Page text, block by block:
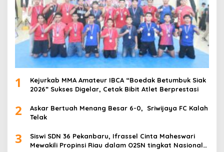
1
Kejurkab MMA Amateur IBCA “Boedak Betumbuk Siak
2026” Sukses Digelar, Cetak Bibit Atlet Berprestasi
2
Askar Bertuah Menang Besar 6-0, Sriwijaya FC Kalah
Telak
3
Siswi SDN 36 Pekanbaru, Ifrassel Cinta Maheswari
Mewakili Propinsi Riau dalam O2SN tingkat Nasional